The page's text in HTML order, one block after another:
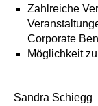
Zahlreiche
Corporate
Möglichkeit
Sandra Schiegg